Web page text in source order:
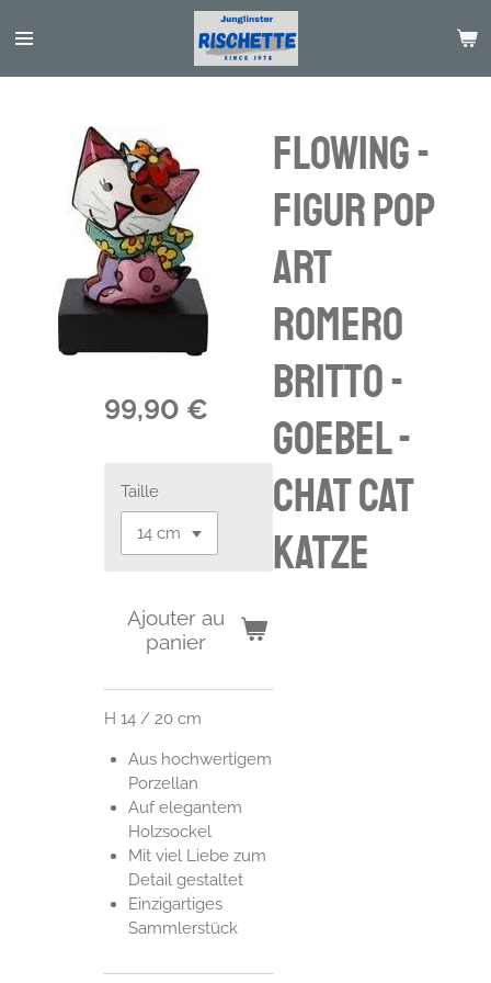
au
Flowing -
Figur Pop
Art
Romero
Britto -
Goebel -
chat cat
Katze
99,90 €
Taille
Ajouter au
panier
H 14 / 20 cm
Aus hochwertigem
Porzellan
Auf elegantem
Holzsockel
Mit viel Liebe zum
Detail gestaltet
Einzigartiges
Sammlerstück